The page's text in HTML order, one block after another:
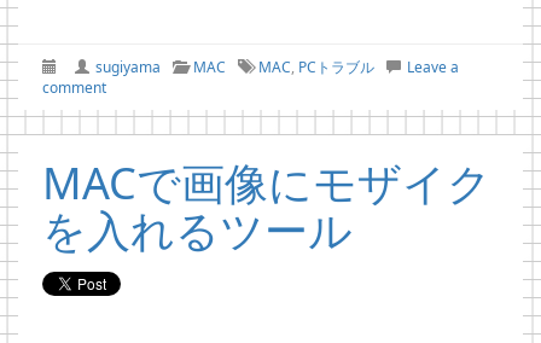
sugiyama MAC MAC, PCトラブル
Leave a
comment
MACで画像にモザイク
を入れるツール